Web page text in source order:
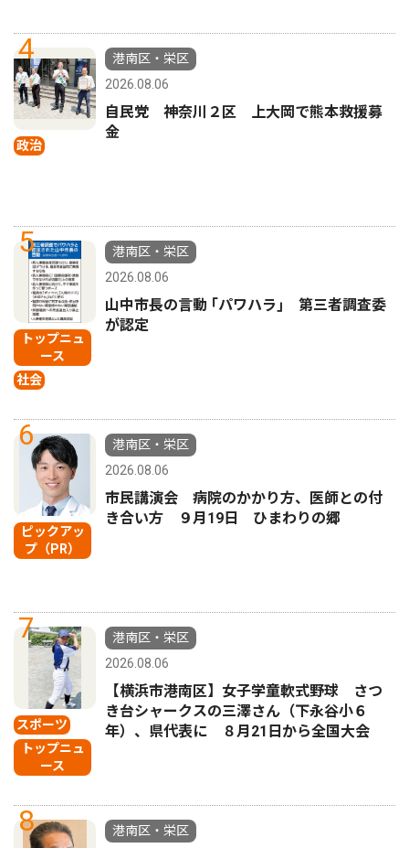
4
政治
港南区・栄区
2026.08.06
自民党 神奈川２区 上大岡で熊本救援募
金
5
トップニュ
ース
社会
港南区・栄区
2026.08.06
山中市長の言動 ｢パワハラ｣ 第三者調査委
が認定
6
ピックアッ
プ（PR）
港南区・栄区
2026.08.06
市民講演会 病院のかかり方、医師との付
き合い方 ９月19日 ひまわりの郷
7
スポーツ
トップニュ
ース
港南区・栄区
2026.08.06
【横浜市港南区】女子学童軟式野球 さつ
き台シャークスの三澤さん（下永谷小６
年）、県代表に ８月21日から全国大会
8
港南区・栄区